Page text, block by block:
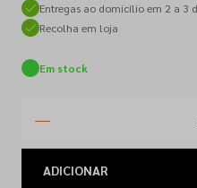
Entregas ao domicílio em 2 a 3
Recolha em loja
Em stock
ADICIONAR